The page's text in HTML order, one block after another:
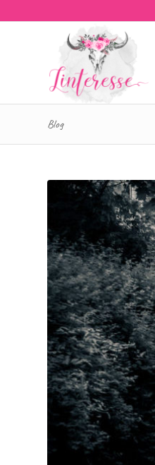
Blog